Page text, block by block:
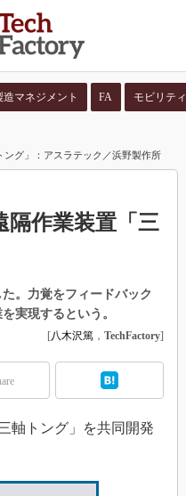
造マネジメント FA モビリティ
ング」：アスラテック／浜野製作所
隔作業装置「三
。力覚をフィードバック
実現するという。
[八木沢篤 ， TechFactory]
軸トング」を共同開発